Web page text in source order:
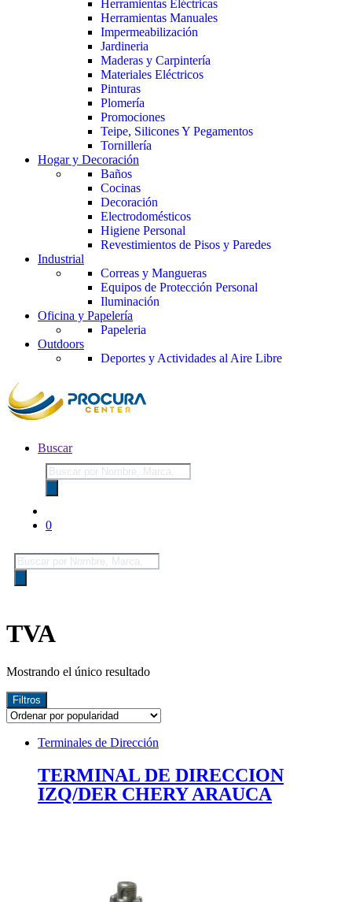
Herramientas Eléctricas
Herramientas Manuales
Impermeabilización
Jardineria
Maderas y Carpintería
Materiales Eléctricos
Pinturas
Plomería
Promociones
Teipe, Silicones Y Pegamentos
Tornillería
Hogar y Decoración
Baños
Cocinas
Decoración
Electrodomésticos
Higiene Personal
Revestimientos de Pisos y Paredes
Industrial
Correas y Mangueras
Equipos de Protección Personal
Iluminación
Oficina y Papelería
Papeleria
Outdoors
Deportes y Actividades al Aire Libre
Buscar
Búsqueda
de
productos
0
Búsqueda
de
productos
TVA
Mostrando el único resultado
Filtros
Terminales de Dirección
TERMINAL DE DIRECCION
IZQ/DER CHERY ARAUCA